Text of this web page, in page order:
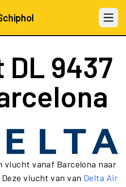
Open
DL 9437
vlucht vanaf Barcelona naar
vlucht van van Delta Air